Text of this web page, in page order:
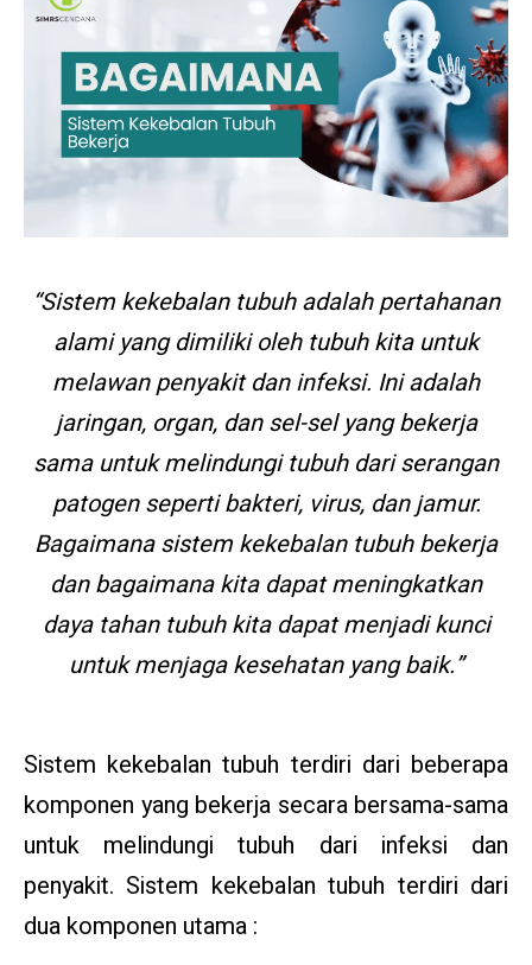
“Sistem kekebalan tubuh adalah pertahanan
alami yang dimiliki oleh tubuh kita untuk
melawan penyakit dan infeksi. Ini adalah
jaringan, organ, dan sel-sel yang bekerja
sama untuk melindungi tubuh dari serangan
patogen seperti bakteri, virus, dan jamur.
Bagaimana sistem kekebalan tubuh bekerja
dan bagaimana kita dapat meningkatkan
daya tahan tubuh kita dapat menjadi kunci
untuk menjaga kesehatan yang baik.”
Sistem kekebalan tubuh terdiri dari beberapa
komponen yang bekerja secara bersama-sama
untuk melindungi tubuh dari infeksi dan
penyakit. Sistem kekebalan tubuh terdiri dari
dua komponen utama :